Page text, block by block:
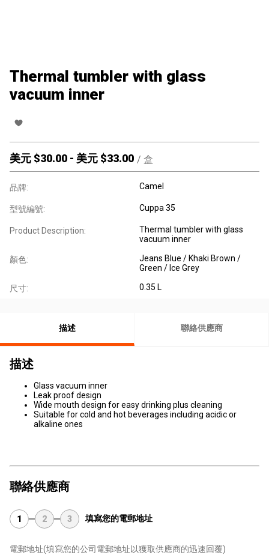
Thermal tumbler with glass
vacuum inner
美元 $30.00 - 美元 $33.00 / 盒
品牌: Camel
型號編號: Cuppa 35
Product Description:
Thermal tumbler with glass
vacuum inner
顏色:
Jeans Blue / Khaki Brown /
Green / Ice Grey
尺寸: 0.35 L
描述 聯絡供應商
描述
Glass vacuum inner
Leak proof design
Wide mouth design for easy drinking plus cleaning
Suitable for cold and hot beverages including acidic or
alkaline ones
聯絡供應商
1 2 3 填寫您的電郵地址
電郵地址(填寫您的公司電郵地址以獲取供應商的迅速回覆)